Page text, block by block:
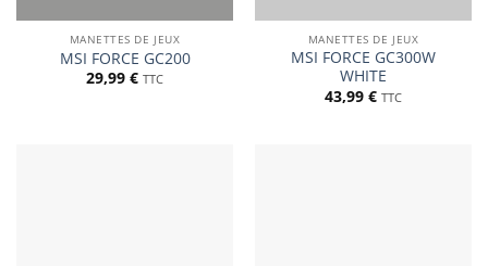
MANETTES DE JEUX
MSI FORCE GC200
29,99 € TTC
MANETTES DE JEUX
MSI FORCE GC300W
WHITE
43,99 € TTC